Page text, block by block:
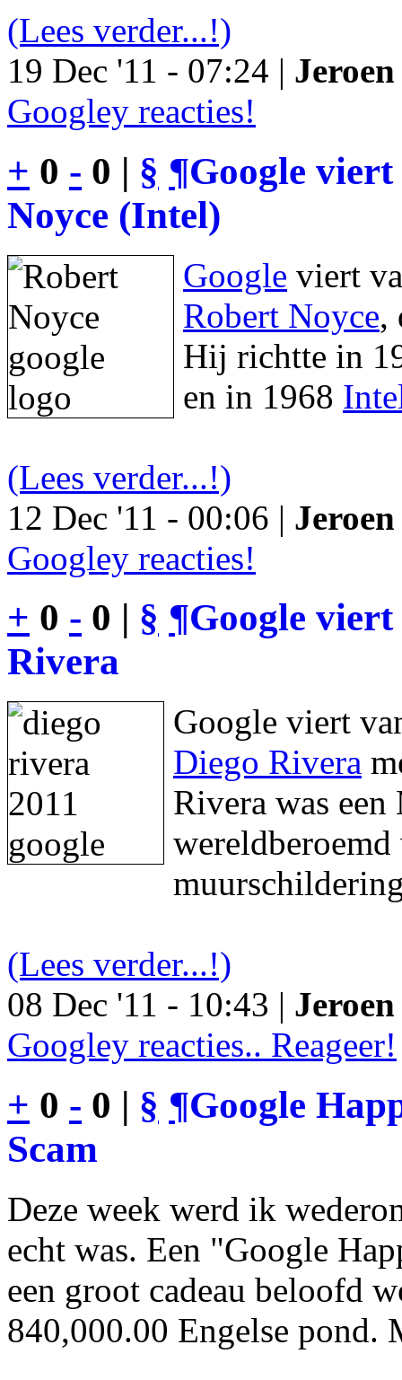
(Lees verder...!)
19 Dec '11 - 07:24 |
Googley reacties!
+ 0 - 0 | § ¶Google
Noyce (Intel)
Google viert
Robert Noyce,
Hij richtte in
en in 1968
(Lees verder...!)
12 Dec '11 - 00:06 |
Googley reacties!
+ 0 - 0 | § ¶Google
Rivera
Google viert
Diego Rivera
Rivera was een
(Lees verder...!)
08 Dec '11 - 10:43 |
Googley reacties.. Reageer!
+ 0 - 0 | § ¶Google
Scam
Deze week werd ik
echt was. Een "Google
een groot cadeau beloofd
840,000.00 Engelse pond.